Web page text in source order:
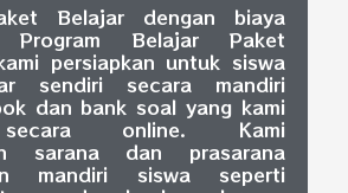
Belajar dengan biaya
Program Belajar Paket
persiapkan untuk siswa
sendiri secara mandiri
dan bank soal yang kami
online. Kami
sarana dan prasarana
mandiri siswa seperti